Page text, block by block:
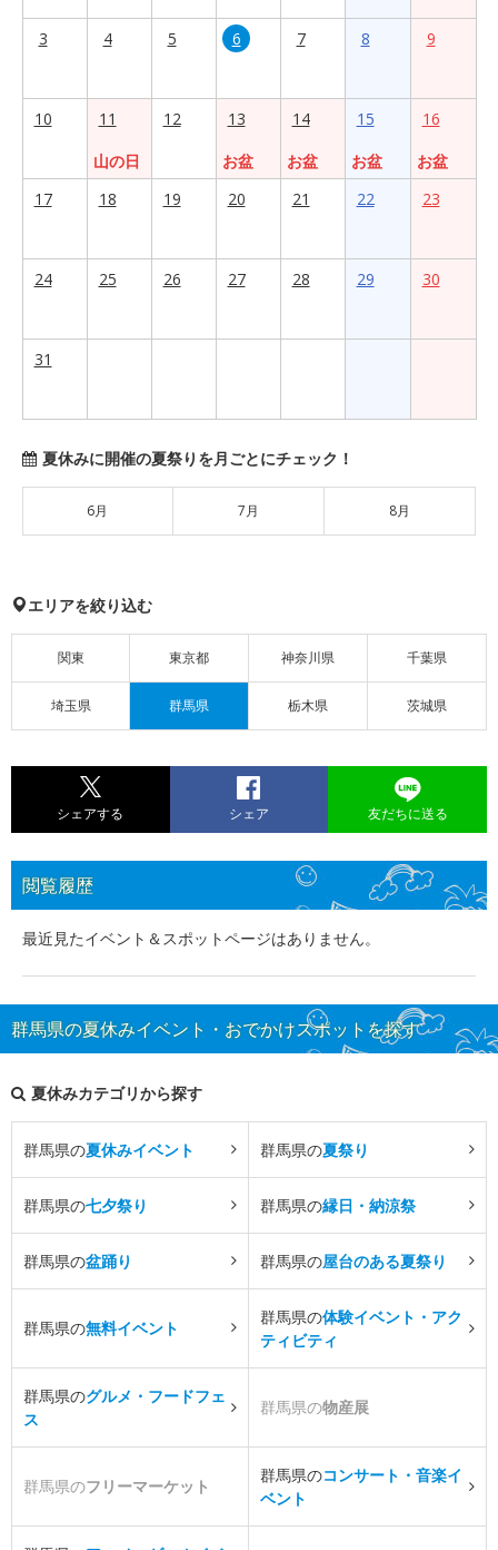
3 4 5 6 7 8 9
10
11
山の日
12
13
お盆
14
お盆
15
お盆
16
お盆
17
18 19 20 21 22 23
24 25 26 27 28 29 30
31
夏休みに開催の夏祭りを月ごとにチェック！
6月 7月 8月
エリアを絞り込む
関東 東京都 神奈川県 千葉県
埼玉県 群馬県 栃木県 茨城県
シェアする シェア 友だちに送る
閲覧履歴
最近見たイベント＆スポットページはありません。
群馬県の夏休みイベント・おでかけスポットを探す
夏休みカテゴリから探す
群馬県の夏休みイベント 群馬県の夏祭り
群馬県の七夕祭り 群馬県の縁日・納涼祭
群馬県の盆踊り 群馬県の屋台のある夏祭り
群馬県の無料イベント
群馬県の体験イベント・アク
ティビティ
群馬県のグルメ・フードフェ
ス
群馬県の物産展
群馬県のフリーマーケット
群馬県のコンサート・音楽イ
ベント